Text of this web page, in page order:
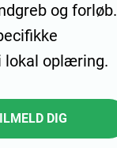
og forløb.
lokal oplæring.
DIG